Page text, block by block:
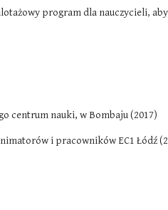
program dla nauczycieli,
centrum nauki, w Bombaju (2017)
i pracowników EC1 Łódź